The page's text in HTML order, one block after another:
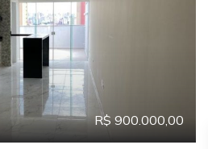
R$ 900.000,00